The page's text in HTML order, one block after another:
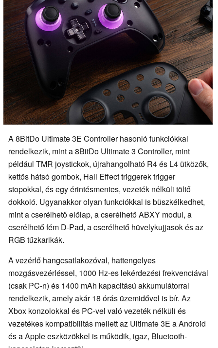
A 8BitDo Ultimate 3E Controller hasonló funkciókkal
rendelkezik, mint a 8BitDo Ultimate 3 Controller, mint
például TMR joystickok, újrahangolható R4 és L4 ütközők,
kettős hátsó gombok, Hall Effect triggerek trigger
stopokkal, és egy érintésmentes, vezeték nélküli töltő
dokkoló. Ugyanakkor olyan funkciókkal is büszkélkedhet,
mint a cserélhető előlap, a cserélhető ABXY modul, a
cserélhető fém D-Pad, a cserélhető hüvelykujjasok és az
RGB tűzkarikák.
A vezérlő hangcsatlakozóval, hattengelyes
mozgásvezérléssel, 1000 Hz-es lekérdezési frekvenciával
(csak PC-n) és 1400 mAh kapacitású akkumulátorral
rendelkezik, amely akár 18 órás üzemidővel is bír. Az
Xbox konzolokkal és PC-vel való vezeték nélküli és
vezetékes kompatibilitás mellett az Ultimate 3E a Android
és a Apple eszközökkel is működik, igaz, Bluetooth-